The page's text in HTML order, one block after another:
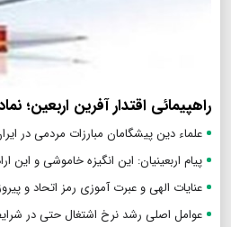
راهپیمائی اقتدار آفرین اربعین؛
علماء دین پیشگامان مبارزات مردمی در
پیام اربعینیان: این انگیزه خاموشی و این
عنایات الهی و عبرت آموزی رمز اتحاد و
عوامل اصلی رشد نرخ اشتغال حتی در